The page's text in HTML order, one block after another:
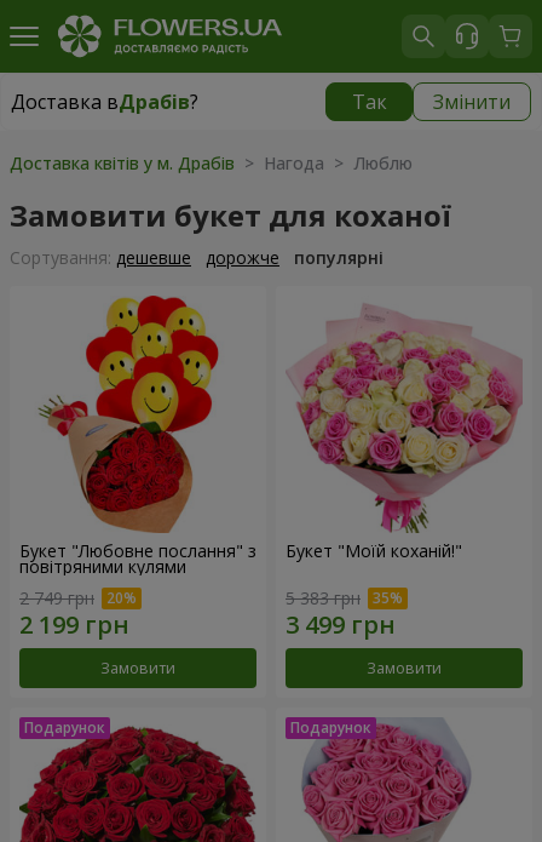
Доставка вДрабів? Так Змінити
Доставка вДрабів|
Доставка квітів у м. Драбів > Нагода > Люблю
Замовити букет для коханої
Сортування: дешевше дорожче популярні
Букет "Любовне послання" з
повітряними кулями
2 749 грн
Замовити
Букет "Моїй коханій!"
5 383 грн
Замовити